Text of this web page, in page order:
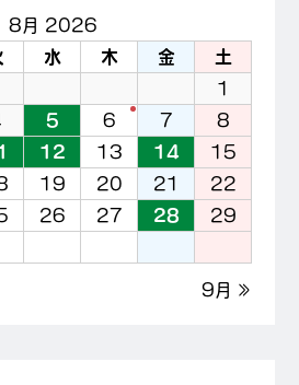
8月 2026
水 木 金
土
1
5 6 7
8
12 13 14
15
19 20 21
22
26 27 28
29
9月 »